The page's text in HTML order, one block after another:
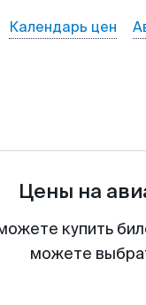
Календарь цен
Цены на
купить
можете